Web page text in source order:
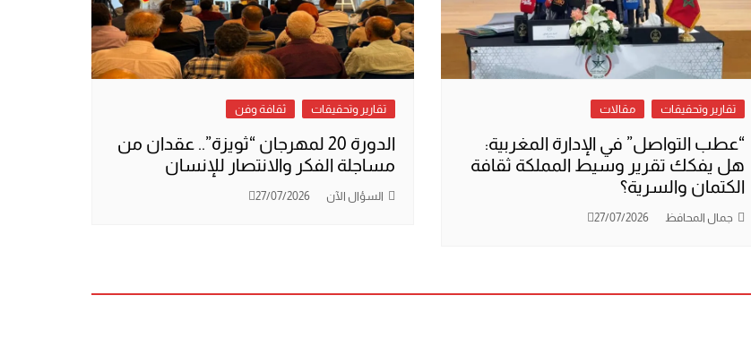
تقارير وتحقيقات مقالات
“عطب التواصل” في الإدارة المغربية:
هل يفكك تقرير وسيط المملكة ثقافة
الكتمان والسرية؟
جمال المحافظ 27/07/2026
تقارير وتحقيقات ثقافة وفن
الدورة 20 لمهرجان “ثويزة”.. عقدان من
مساجلة الفكر والانتصار للإنسان
السؤال الآن 27/07/2026